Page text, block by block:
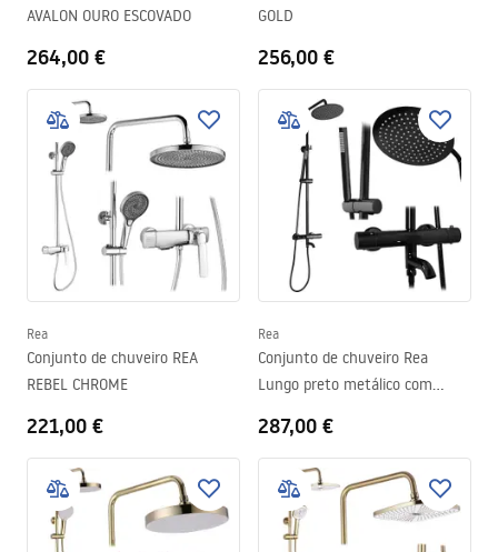
AVALON OURO ESCOVADO
264,00 €
GOLD
256,00 €
Rea
Conjunto de chuveiro REA
REBEL CHROME
221,00 €
Rea
Conjunto de chuveiro Rea
Lungo preto metálico com
287,00 €